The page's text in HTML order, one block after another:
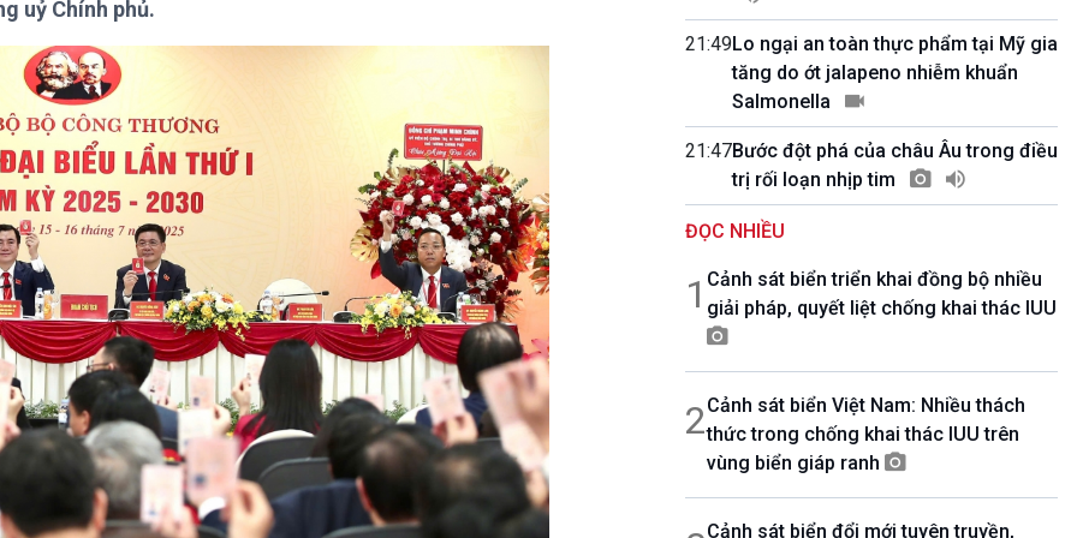
Chát với người nổi tiếng
Câu chuyện Thể thao
Infographic
Câu chuyện thời sự
Dòng chảy sự kiện
Đối thoại
Diễn đàn chủ nhật
Chuyện đêm
uỷ Chính phủ.
21:49Lo ngại an toàn thực phẩm tại Mỹ gia
tăng do ớt jalapeno nhiễm khuẩn
Salmonella
21:47Bước đột phá của châu Âu trong điều
trị rối loạn nhịp tim
ĐỌC NHIỀU
1 Cảnh sát biển triển khai đồng bộ nhiều
giải pháp, quyết liệt chống khai thác IUU
2Cảnh sát biển Việt Nam: Nhiều thách
thức trong chống khai thác IUU trên
vùng biển giáp ranh
Cảnh sát biển đổi mới tuyên truyền,